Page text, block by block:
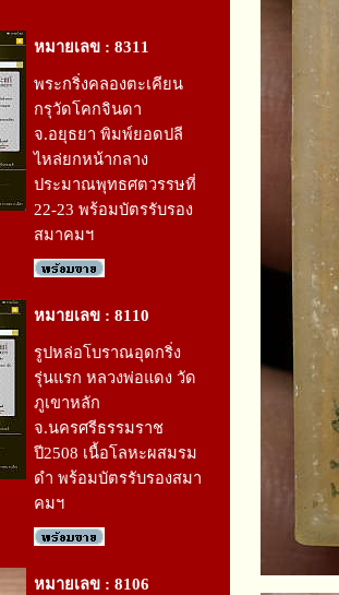
หมายเลข : 8311
พระกริ่งคลองตะเคียน
กรุวัดโคกจินดา
จ.อยุธยา พิมพ์ยอดปลี
ไหล่ยกหน้ากลาง
ประมาณพุทธศตวรรษที่
22-23 พร้อมบัตรรับรอง
สมาคมฯ
หมายเลข : 8110
รูปหล่อโบราณอุดกริ่ง
รุ่นแรก หลวงพ่อแดง วัด
ภูเขาหลัก
จ.นครศรีธรรมราช
ปี2508 เนื้อโลหะผสมรม
ดำ พร้อมบัตรรับรองสมา
คมฯ
หมายเลข : 8106